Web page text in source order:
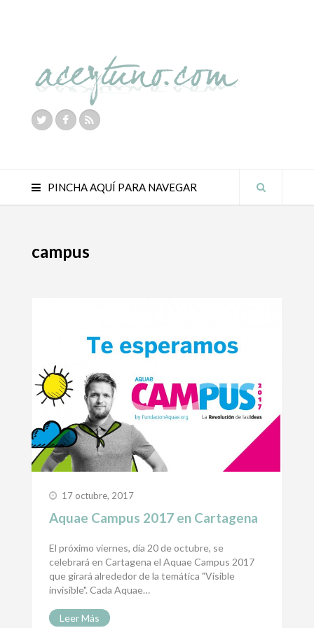
PINCHA AQUÍ PARA NAVEGAR
campus
17 octubre, 2017
Aquae Campus 2017 en Cartagena
El próximo viernes, día 20 de octubre, se
celebrará en Cartagena el Aquae Campus 2017
que girará alrededor de la temática "Visible
invisible". Cada Aquae…
Leer Más